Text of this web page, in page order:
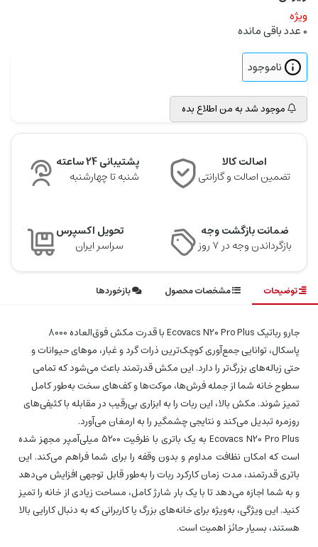
ویژه
0عدد باقی مانده
ناموجود
موجود شد به من اطلاع بده
اصالت کالا
تضمین اصالت و گارانتی
پشتیبانی 24 ساعته
شنبه تا چهارشنبه
ضمانت بازگشت وجه
بازگرداندن وجه در ۷ روز
تحویل اکسپرس
سراسر ایران
توضیحات مشخصات محصول بازخوردها
جارو رباتیک Ecovacs N20 Pro Plus با قدرت مکش فوق‌العاده 8000
پاسکال، توانایی جمع‌آوری کوچک‌ترین ذرات گرد و غبار، موهای حیوانات و
حتی زباله‌های بزرگ‌تر را دارد. این مکش قدرتمند باعث می‌شود که تمامی
سطوح خانه شما از جمله فرش‌ها، موکت‌ها و کف‌های سخت به‌طور کامل
تمیز شوند. مکش بالا، این ربات را به ابزاری بی‌رقیب در مقابله با کثیفی‌های
روزمره تبدیل می‌کند و نتایجی چشمگیر را به ارمغان می‌آورد.
Ecovacs N20 Pro Plus به یک باتری با ظرفیت 5200 میلی‌آمپر مجهز شده
است که امکان نظافت مداوم و بدون وقفه را برای شما فراهم می‌کند. این
باتری قدرتمند، مدت زمان کارکرد ربات را به‌طور قابل توجهی افزایش می‌دهد
و به شما اجازه می‌دهد تا با یک بار شارژ کامل، مساحت زیادی از خانه را تمیز
کنید. این ویژگی، به‌ویژه برای خانه‌های بزرگ یا کاربرانی که به دنبال کارایی بالا
هستند، بسیار حائز اهمیت است.